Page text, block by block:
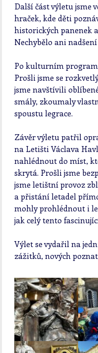
Další část výletu jsme
hraček, kde děti
historických panenek
Nechybělo ani
Po kulturním
Prošli jsme se
jsme navštívili
smály, zkoumaly
spoustu legrace.
Závěr výletu patřil
na Letišti Václava
nahlédnout do míst,
skrytá. Prošli jsme
jsme letištní provoz
a přistání letadel
mohly prohlédnout i
jak celý tento
Výlet se vydařil na
zážitků, nových